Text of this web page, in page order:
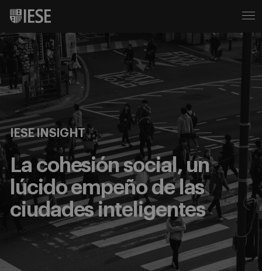
IESE INSIGHT
La cohesión social, un
lúcido empeño de las
ciudades inteligentes